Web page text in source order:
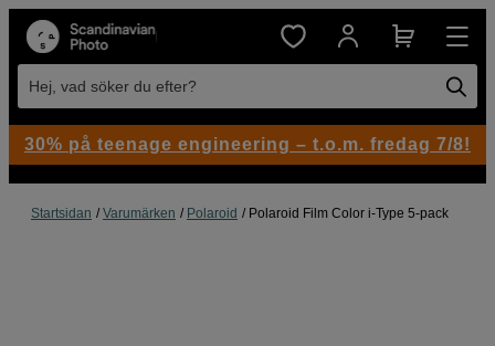
Hej, vad söker du efter?
Startsidan Varumärken Polaroid Polaroid Film Color i-Type 5-pack
30% på teenage engineering – t.o.m. fredag 7/8!